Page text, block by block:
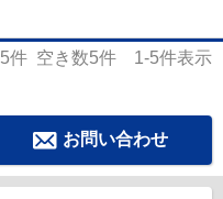
5件 空き数5件 1-5件表示
お問い合わせ